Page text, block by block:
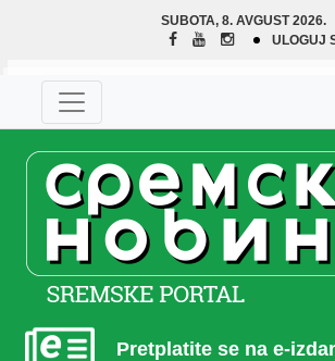
SUBOTA, 8. AVGUST 2026.
ULOGUJ
Pretplatite se na e-